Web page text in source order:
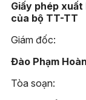
Giấy phép xuất
của bộ TT-TT
Giám đốc:
Đào Phạm
Tòa soạn: